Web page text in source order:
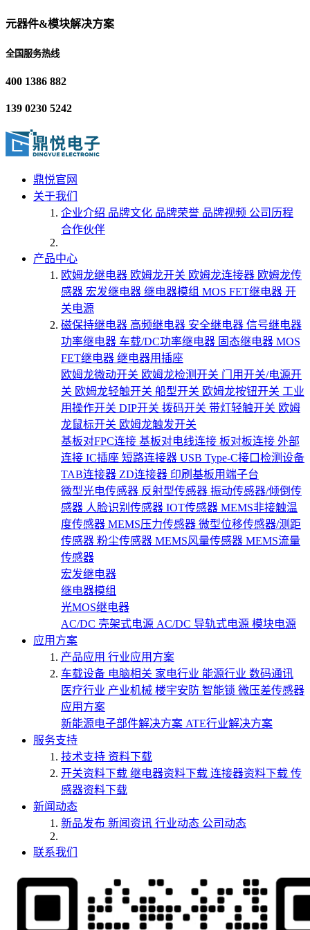
元器件&模块解决方案
全国服务热线
400 1386 882
139 0230 5242
鼎悦官网
关于我们
企业介绍 品牌文化 品牌荣誉 品牌视频 公司历程
合作伙伴
产品中心
欧姆龙继电器 欧姆龙开关 欧姆龙连接器 欧姆龙传
感器 宏发继电器 继电器模组 MOS FET继电器 开
关电源
磁保持继电器 高频继电器 安全继电器 信号继电器
功率继电器 车载/DC功率继电器 固态继电器 MOS
FET继电器 继电器用插座
欧姆龙微动开关 欧姆龙检测开关 门用开关/电源开
关 欧姆龙轻触开关 船型开关 欧姆龙按钮开关 工业
用操作开关 DIP开关 拨码开关 带灯轻触开关 欧姆
龙鼠标开关 欧姆龙触发开关
基板对FPC连接 基板对电线连接 板对板连接 外部
连接 IC插座 短路连接器 USB Type-C接口检测设备
TAB连接器 ZD连接器 印刷基板用端子台
微型光电传感器 反射型传感器 振动传感器/倾倒传
感器 人脸识别传感器 IOT传感器 MEMS非接触温
度传感器 MEMS压力传感器 微型位移传感器/测距
传感器 粉尘传感器 MEMS风量传感器 MEMS流量
传感器
宏发继电器
继电器模组
光MOS继电器
AC/DC 壳架式电源 AC/DC 导轨式电源 模块电源
应用方案
产品应用 行业应用方案
车载设备 电脑相关 家电行业 能源行业 数码通讯
医疗行业 产业机械 楼宇安防 智能锁 微压差传感器
应用方案
新能源电子部件解决方案 ATE行业解决方案
服务支持
技术支持 资料下载
开关资料下载 继电器资料下载 连接器资料下载 传
感器资料下载
新闻动态
新品发布 新闻资讯 行业动态 公司动态
联系我们